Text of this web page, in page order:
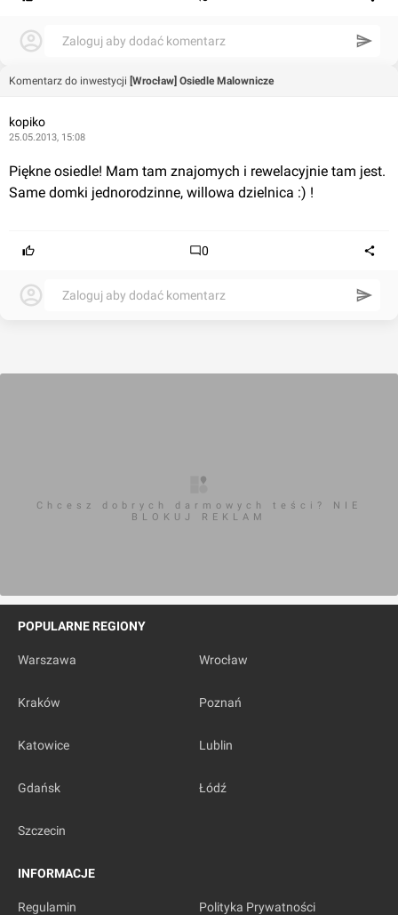
Zaloguj aby dodać komentarz
Komentarz do inwestycji [Wrocław] Osiedle Malownicze
kopiko
25.05.2013, 15:08
Piękne osiedle! Mam tam znajomych i rewelacyjnie tam jest.
Same domki jednorodzinne, willowa dzielnica :) !
0
Zaloguj aby dodać komentarz
Chcesz dobrych darmowych teści? NIE
BLOKUJ REKLAM
POPULARNE REGIONY
Warszawa Wrocław
Kraków Poznań
Katowice Lublin
Gdańsk Łódź
Szczecin
INFORMACJE
Regulamin Polityka Prywatności